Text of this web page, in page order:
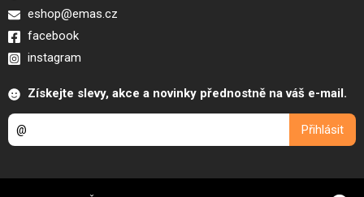
eshop@emas.cz
facebook
instagram
Získejte slevy, akce a novinky přednostně na váš e-mail.